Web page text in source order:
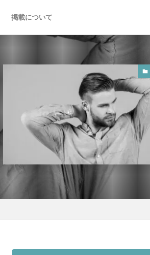
掲載について